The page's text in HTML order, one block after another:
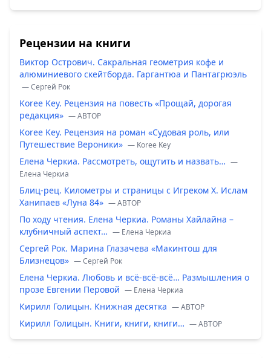
Рецензии на книги
Виктор Острович. Сакральная геометрия кофе и
алюминиевого скейтборда. Гаргантюа и Пантагрюэль
— Сергей Рок
Koree Key. Рецензия на повесть «Прощай, дорогая
редакция» — ABTOP
Koree Key. Рецензия на роман «Судовая роль, или
Путешествие Вероники» — Koree Key
Елена Черкиа. Рассмотреть, ощутить и назвать… —
Елена Черкиа
Блиц-рец. Километры и страницы с Игреком Х. Ислам
Ханипаев «Луна 84» — ABTOP
По ходу чтения. Елена Черкиа. Романы Хайлайна –
клубничный аспект… — Елена Черкиа
Сергей Рок. Марина Глазачева «Макинтош для
Близнецов» — Сергей Рок
Елена Черкиа. Любовь и всё-всё-всё… Размышления о
прозе Евгении Перовой — Елена Черкиа
Кирилл Голицын. Книжная десятка — ABTOP
Кирилл Голицын. Книги, книги, книги… — ABTOP